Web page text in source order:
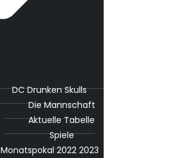
DC Drunken Skulls
Die Mannschaft
Aktuelle Tabelle
Spiele
Monatspokal 2022 2023